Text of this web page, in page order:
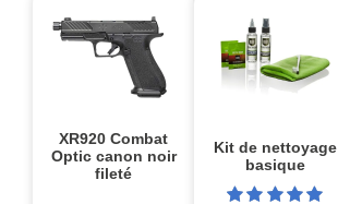
XR920 Combat
Optic canon noir
fileté
Kit de nettoyage
basique